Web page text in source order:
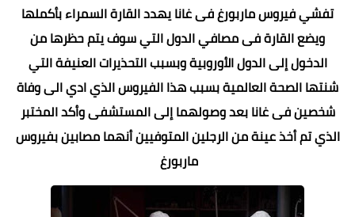
تفشي فيروس ماربورغ فى غانا يهدد القارة السمراء بأكملها
ويضع القارة فى مصافي الدول التي سوف يتم حظرها من
الدخول إلى الدول الأوروبية وبسبب التحذيرات العنيفة التي
شنتها الصحة العالمية بسبب هذا الفيروس الذي ادي الى وفاة
شخصين فى غانا بعد وصولهما إلى المستشفى وأكد المختبر
الذي تم أخذ عينة من الرجلين المتوفيين أنهما مصابين بفيروس
ماربورغ